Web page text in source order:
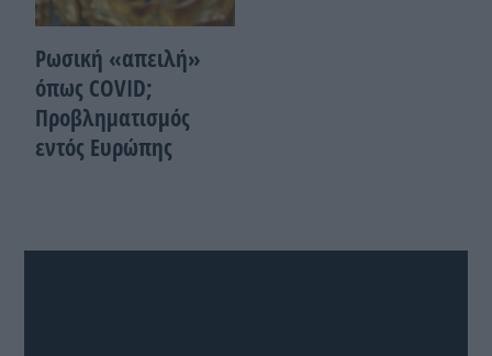
Ρωσική «απειλή»
όπως COVID;
Προβληματισμός
εντός Ευρώπης